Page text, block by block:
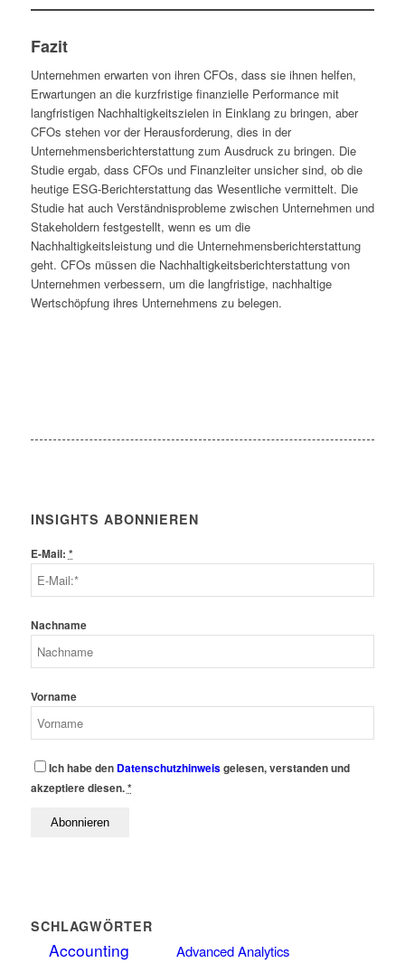
Fazit
Unternehmen erwarten von ihren CFOs, dass sie ihnen helfen,
Erwartungen an die kurzfristige finanzielle Performance mit
langfristigen Nachhaltigkeitszielen in Einklang zu bringen, aber
CFOs stehen vor der Herausforderung, dies in der
Unternehmensberichterstattung zum Ausdruck zu bringen. Die
Studie ergab, dass CFOs und Finanzleiter unsicher sind, ob die
heutige ESG-Berichterstattung das Wesentliche vermittelt. Die
Studie hat auch Verständnisprobleme zwischen Unternehmen und
Stakeholdern festgestellt, wenn es um die
Nachhaltigkeitsleistung und die Unternehmensberichterstattung
geht. CFOs müssen die Nachhaltigkeitsberichterstattung von
Unternehmen verbessern, um die langfristige, nachhaltige
Wertschöpfung ihres Unternehmens zu belegen.
INSIGHTS ABONNIEREN
E-Mail: *
Nachname
Vorname
Ich habe den Datenschutzhinweisgelesen, verstanden und
akzeptiere diesen.*
SCHLAGWÖRTER
Accounting Advanced Analytics